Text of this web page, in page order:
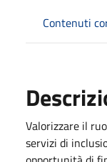
Contenuti
Valorizzare il
servizi di